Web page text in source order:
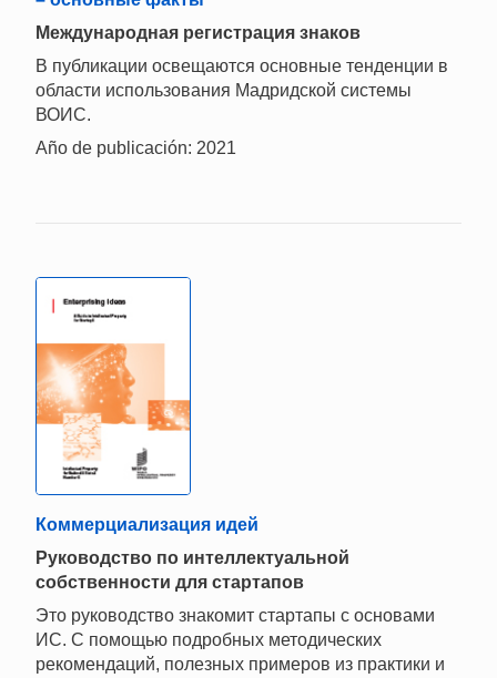
Международная регистрация знаков
В публикации освещаются основные тенденции в
области использования Мадридской системы
ВОИС.
Año de publicación: 2021
Коммерциализация идей
Руководство по интеллектуальной
собственности для стартапов
Это руководство знакомит стартапы с основами
ИС. С помощью подробных методических
рекомендаций, полезных примеров из практики и